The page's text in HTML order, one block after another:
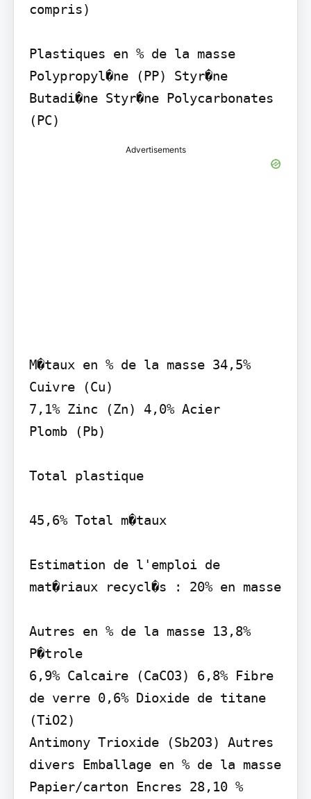
compris)
Plastiques en % de la masse
Polypropyl�ne (PP) Styr�ne
Butadi�ne Styr�ne Polycarbonates
(PC)
Advertisements
M�taux en % de la masse 34,5%
Cuivre (Cu)
7,1% Zinc (Zn) 4,0% Acier
Plomb (Pb)
Total plastique
45,6% Total m�taux
Estimation de l'emploi de
mat�riaux recycl�s : 20% en masse
Autres en % de la masse 13,8%
P�trole
6,9% Calcaire (CaCO3) 6,8% Fibre
de verre 0,6% Dioxide de titane
(TiO2)
Antimony Trioxide (Sb2O3) Autres
divers Emballage en % de la masse
Papier/carton Encres 28,10 %